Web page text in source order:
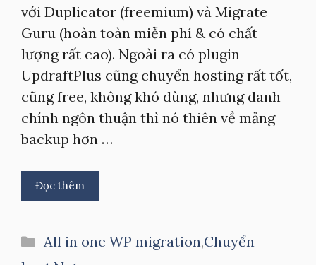
với Duplicator (freemium) và Migrate
Guru (hoàn toàn miễn phí & có chất
lượng rất cao). Ngoài ra có plugin
UpdraftPlus cũng chuyển hosting rất tốt,
cũng free, không khó dùng, nhưng danh
chính ngôn thuận thì nó thiên về mảng
backup hơn …
Đọc thêm
Danh
mục
All in one WP migration,Chuyển